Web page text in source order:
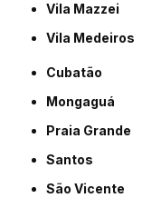
Vila Mazzei
Vila Medeiros
Cubatão
Mongaguá
Praia Grande
Santos
São Vicente